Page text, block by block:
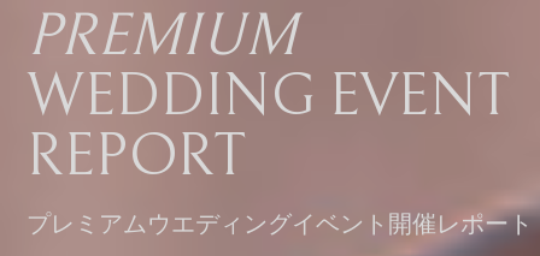
PREMIUM
WEDDING EVENT
REPORT
プレミアムウエディングイベント開催レポート